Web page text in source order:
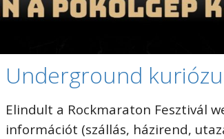
Underground
Elindult a Rockmaraton Fesztivál
információt (szállás, házirend,